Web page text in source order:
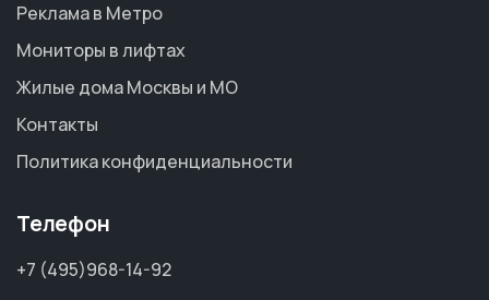
Реклама в Метро
Мониторы в лифтах
Жилые дома Москвы и МО
Контакты
Политика конфиденциальности
Телефон
+7 (495)968-14-92